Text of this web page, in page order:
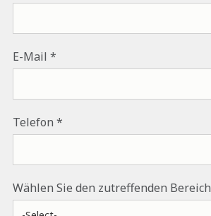
E-Mail
Telefon
Wählen Sie den zutreffenden Bereich